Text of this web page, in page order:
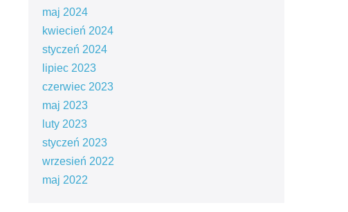
maj 2024
kwiecień 2024
styczeń 2024
lipiec 2023
czerwiec 2023
maj 2023
luty 2023
styczeń 2023
wrzesień 2022
maj 2022